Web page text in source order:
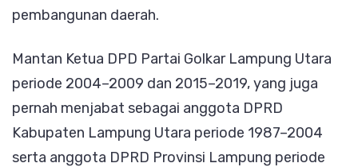
pembangunan daerah.
Mantan Ketua DPD Partai Golkar Lampung Utara
periode 2004–2009 dan 2015–2019, yang juga
pernah menjabat sebagai anggota DPRD
Kabupaten Lampung Utara periode 1987–2004
serta anggota DPRD Provinsi Lampung periode